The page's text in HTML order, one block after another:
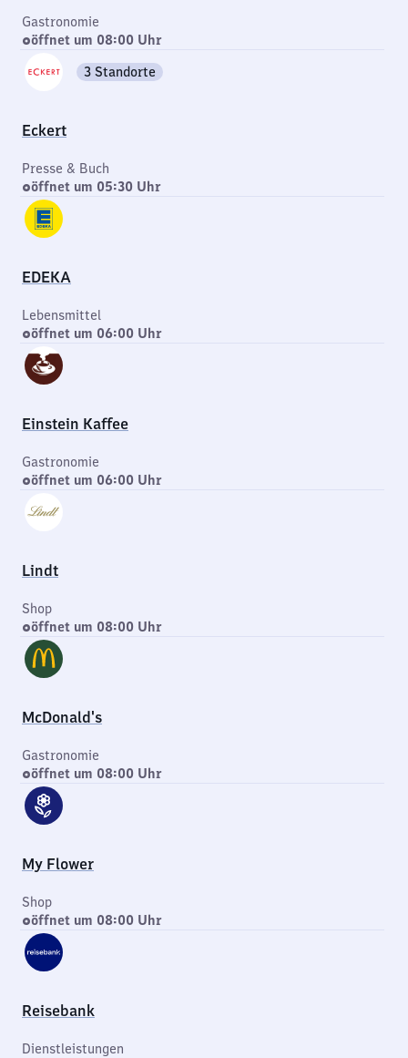
Gastronomie
öffnet um 08:00 Uhr
Eckert
3 Standorte
Presse & Buch
öffnet um 05:30 Uhr
EDEKA
Lebensmittel
öffnet um 06:00 Uhr
Einstein Kaffee
Gastronomie
öffnet um 06:00 Uhr
Lindt
Shop
öffnet um 08:00 Uhr
McDonald's
Gastronomie
öffnet um 08:00 Uhr
My Flower
Shop
öffnet um 08:00 Uhr
Reisebank
Dienstleistungen